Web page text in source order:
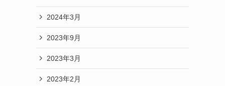
2024年3月
2023年9月
2023年3月
2023年2月